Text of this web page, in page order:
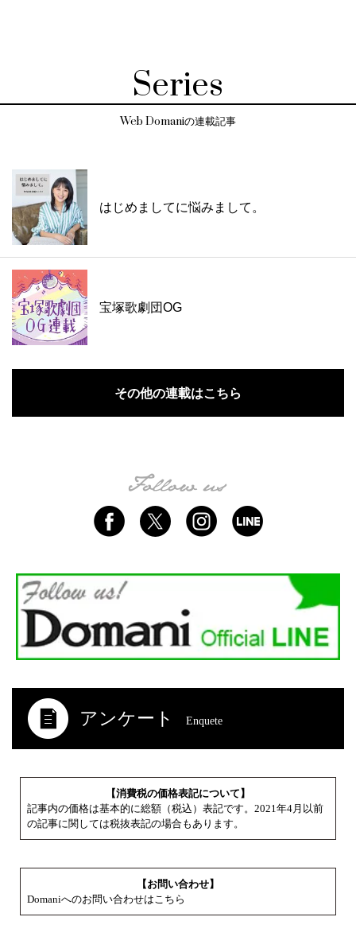
Series
Web Domaniの連載記事
はじめましてに悩みまして。
宝塚歌劇団OG
その他の連載はこちら
アンケート Enquete
【消費税の価格表記について】
記事内の価格は基本的に総額（税込）表記です。2021年4月以前
の記事に関しては税抜表記の場合もあります。
【お問い合わせ】
Domaniへのお問い合わせはこちら